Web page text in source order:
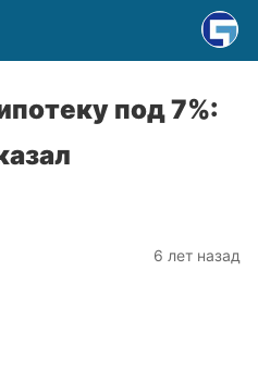
под 7%:
6 лет назад